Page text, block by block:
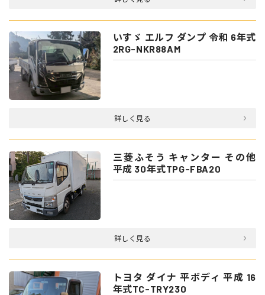
いすゞ エルフ ダンプ 令和 6年式
2RG-NKR88AM
詳しく見る
三菱ふそう キャンター その他
平成 30年式TPG-FBA20
詳しく見る
トヨタ ダイナ 平ボディ 平成 16
年式TC-TRY230